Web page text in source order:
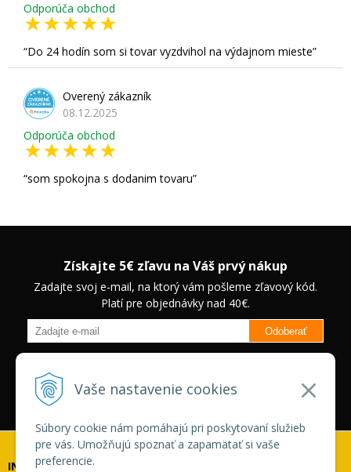
Vaše nastavenie cookies
Súbory cookie nám pomáhajú pri poskytovaní služieb
pre vás. Umožňujú spoznať a zapamätať si vaše
preferencie.
Odporúča obchod
Do 24 hodín som si tovar vyzdvihol na výdajnom mieste
Overený zákazník
08.12.2025
Odporúča obchod
som spokojna s dodanim tovaru
Získajte 5€ zľavu na Váš prvý nákup
Zadajte svoj e-mail, na ktorý vám pošleme zľavový kód.
Platí pre objednávky nad 40€.
Odoberať
zľavách na vybrané produkty.
Neplatí pre Veľkoobchodných
zákazníkov.
INFOLINKA